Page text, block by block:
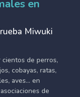
en
Miwuki
de perros,
cobayas, ratas,
aves... en
de